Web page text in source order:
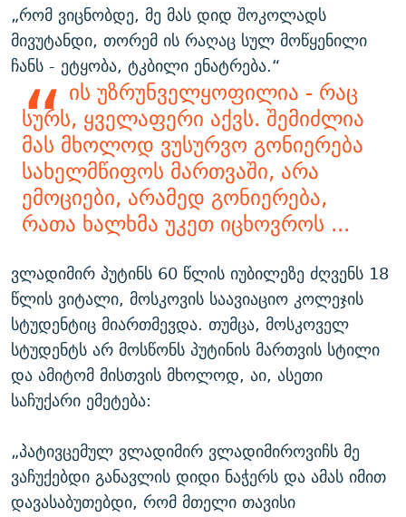
„რომ ვიცნობდე, მე მას დიდ შოკოლადს
მივუტანდი, თორემ ის რაღაც სულ მოწყენილი
ჩანს - ეტყობა, ტკბილი ენატრება.“
ის უზრუნველყოფილია - რაც
სურს, ყველაფერი აქვს. შემიძლია
მას მხოლოდ ვუსურვო გონიერება
სახელმწიფოს მართვაში, არა
ემოციები, არამედ გონიერება,
რათა ხალხმა უკეთ იცხოვროს ...
ვლადიმირ პუტინს 60 წლის იუბილეზე ძღვენს 18
წლის ვიტალი, მოსკოვის საავიაციო კოლეჯის
სტუდენტიც მიართმევდა. თუმცა, მოსკოველ
სტუდენტს არ მოსწონს პუტინის მართვის სტილი
და ამიტომ მისთვის მხოლოდ, აი, ასეთი
საჩუქარი ემეტება:
„პატივცემულ ვლადიმირ ვლადიმიროვიჩს მე
ვაჩუქებდი განავლის დიდი ნაჭერს და ამას იმით
დავასაბუთებდი, რომ მთელი თავისი